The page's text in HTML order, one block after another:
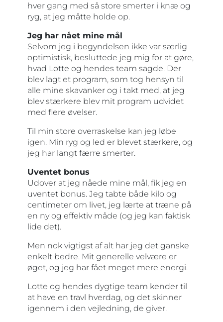
hver gang med så store smerter i knæ og
ryg, at jeg måtte holde op.
Jeg har nået mine mål
Selvom jeg i begyndelsen ikke var særlig
optimistisk, besluttede jeg mig for at gøre,
hvad Lotte og hendes team sagde. Der
blev lagt et program, som tog hensyn til
alle mine skavanker og i takt med, at jeg
blev stærkere blev mit program udvidet
med flere øvelser.
Til min store overraskelse kan jeg løbe
igen. Min ryg og led er blevet stærkere, og
jeg har langt færre smerter.
Uventet bonus
Udover at jeg nåede mine mål, fik jeg en
uventet bonus. Jeg tabte både kilo og
centimeter om livet, jeg lærte at træne på
en ny og effektiv måde (og jeg kan faktisk
lide det).
Men nok vigtigst af alt har jeg det ganske
enkelt bedre. Mit generelle velvære er
øget, og jeg har fået meget mere energi.
Lotte og hendes dygtige team kender til
at have en travl hverdag, og det skinner
igennem i den vejledning, de giver.